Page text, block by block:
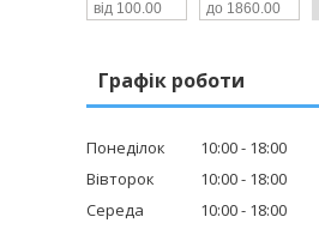
Графік роботи
Понеділок 10:00
18:00
Вівторок
10:00
18:00
Середа
10:00
18:00